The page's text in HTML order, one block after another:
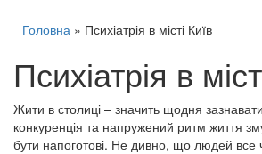
Головна » Психіатрія в місті Київ
Психіатрія в
Жити в столиці – значить щодня
конкуренція та напружений ритм життя
бути напоготові. Не дивно, що людей все